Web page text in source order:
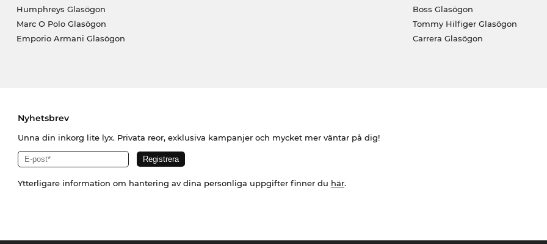
Humphreys Glasögon
Marc O Polo Glasögon
Emporio Armani Glasögon
Boss Glasögon
Tommy Hilfiger Glasögon
Carrera Glasögon
Nyhetsbrev
Unna din inkorg lite lyx. Privata reor, exklusiva kampanjer och mycket mer väntar på dig!
Ytterligare information om hantering av dina personliga uppgifter finner du här.